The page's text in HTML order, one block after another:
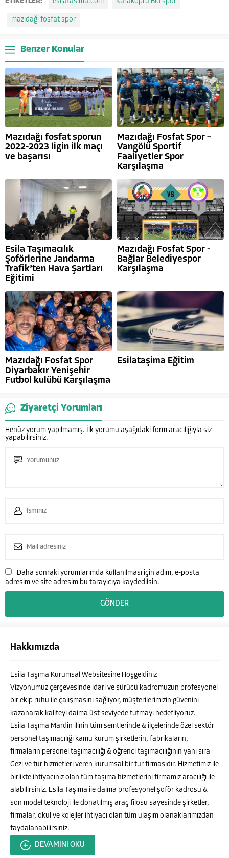
mazıdağı fosfat spor
Benzer Konular
Mazıdağı fosfat sporun
2022-2023 ligin ilk maçı
ve başarısı
Mazıdağı Fosfat Spor –
Vangölü Sportif
Faaliyetler Spor
Karşılaşma
Esila Taşımacılık
Şoförlerine Jandarma
Trafik’ten Hava Şartları
Eğitimi
Mazıdağı Fosfat Spor -
Bağlar Belediyespor
Karşılaşma
Mazıdağı Fosfat Spor
Diyarbakır Yenişehir
Futbol kulübü Karşılaşma
Esilataşima Eğitim
Ziyaretçi Yorumları
Henüz yorum yapılmamış. İlk yorumu aşağıdaki form aracılığıyla siz
yapabilirsiniz.
Daha sonraki yorumlarımda kullanılması için adım, e-posta
adresim ve site adresim bu tarayıcıya kaydedilsin.
Hakkımızda
Esila Taşıma Kurumsal Websitesine Hoşgeldiniz
Vizyonumuz çerçevesinde idari ve sürücü kadromuzun profesyonel
bir ekip ruhu ile çalışmasını sağlıyor, müşterilerimizin güvenini
kazanarak kaliteyi daima üst seviyede tutmayı hedefliyoruz.
Esila Taşıma Mardin ilinin tüm semtlerinde & ilçelerinde özel sektör
personel taşımacılığı kamu kurum şirketlerin, fabrikaların,
firmaların personel taşımacılığı & öğrenci taşımacılığının yanı sıra
Gezi ve tur hizmetleri veren kurumsal bir tur firmasıdır. Hizmetimiz ile
birlikte ihtiyacınız olan tüm taşıma hizmetlerini firmamız aracılığı ile
alabilirsiniz. Esila Taşıma ile daima profesyonel şoför kadrosu &
son model teknoloji ile donatılmış araç filosu sayesinde şirketler,
firmalar, okul ve kolejler ihtiyacı olan tüm ulaşım olanaklarımızdan
faydalanabilirsiniz.
DEVAMINI OKU
MURAT ALATAŞ